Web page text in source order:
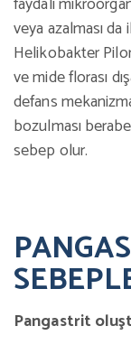
veya azalması
Helikobakter
ve mide florası
defans
bozulması
sebep olur.
Pangastrit